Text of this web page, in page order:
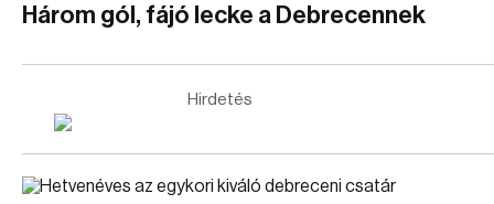
Három gól, fájó lecke a Debrecennek
Hirdetés